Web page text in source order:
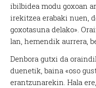
ibilbidea modu goxoan
irekitzea erabaki nuen,
goxotasuna delako».
lan, hemendik aurrera,
Denbora gutxi da
duenetik, baina «oso
erantzunarekin. Hala